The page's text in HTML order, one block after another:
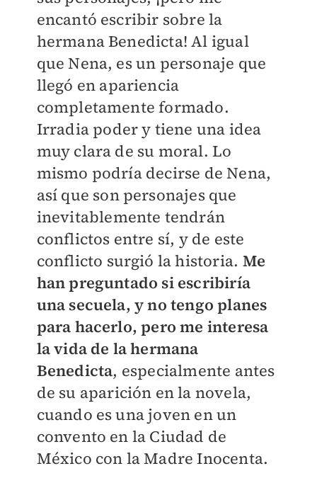
encantó escribir sobre la
hermana Benedicta! Al igual
que Nena, es un personaje que
llegó en apariencia
completamente formado.
Irradia poder y tiene una idea
muy clara de su moral. Lo
mismo podría decirse de Nena,
así que son personajes que
inevitablemente tendrán
conflictos entre sí, y de este
conflicto surgió la historia. Me
han preguntado si escribiría
una secuela, y no tengo planes
para hacerlo, pero me interesa
la vida de la hermana
Benedicta, especialmente antes
de su aparición en la novela,
cuando es una joven en un
convento en la Ciudad de
México con la Madre Inocenta.